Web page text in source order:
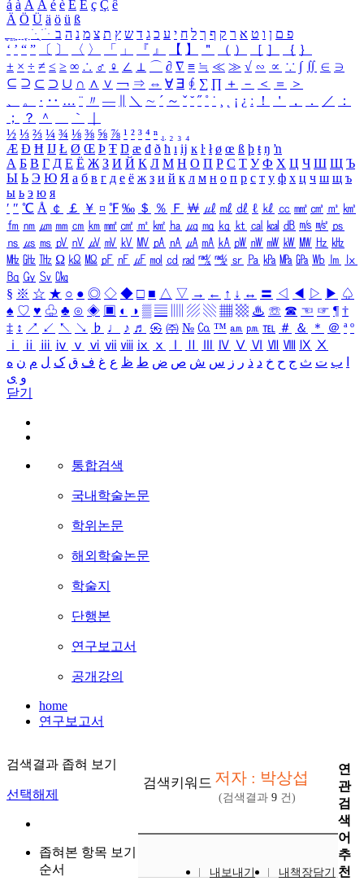
á à Á À é è É È ç Ç ê
Ä Ö Ü ä ö ü ß
ִֶֹ ֻּ ׁׂ פ ם ן ו ט א ר ק ף ך ל ח י ע כ ג ד ש ץ ת צ מ נ ה ב
‘ ’ “ ” 〔 〕 〈 〉 「 」 『 』 【 】 ＂ （ ） ［ ］ ｛ ｝
± × ÷ ≠ ≤ ≥ ∞ ∴ ♂ ♀ ∠ ⊥ ⌒ ∂ ∇ ≡ ≒ ≪ ≫ √ ∽ ∝ ∵ ∫ ∬ ∈ ∋
⊆ ⊇ ⊂ ⊃ ∪ ∩ ∧ ∨ ￢ ⇒ ⇔ ∀ ∃ ∮ ∑ ∏ ＋ － ＜ ＝
＞
、
。 · ‥ … ¨ 〃 ― ＼ ∼ ´ ～ ˇ ˘ ˝ ˚ ˙ ¸ ¡ ¿ ː ！ ＇ ， ． ／
：
；
？ ＾ ｀
½ ⅓ ⅔ ¼ ¾ ⅛ ⅜ ⅝ ⅞ ¹ ² ³ ⁴ ⁿ ₁ ₂ ₃ ₄
Æ Ð Ħ Ĳ Ł Ø Œ Þ Ŧ Ŋ æ đ ð ħ ı ĳ ĸ ŀ ł ø œ ß þ ŧ ŋ ŉ
А Б В Г Д Е Ё Ж З И Й К Л М Н О П Р С Т У Ф Х Ц Ч Ш Щ Ъ
Ы Ь Э Ю Я а б в г д е ё ж з и й к л м н о п р с т у ф х ц ч ш щ ъ
ы ь э ю я
′ ″ ℃ Å ￠ ￡ ￥ ¤ ℉ ‰ ＄ ％ Ｆ ￦ ㎕ ㎖ ㎗ ℓ ㎘ ㏄ ㎣ ㎤ ㎥ ㎦
㎙ ㎚ ㎛ ㎜ ㎝ ㎞ ㎟ ㎠ ㎡ ㎢ ㏊ ㎍ ㎎ ㎏ ㏏ ㎈ ㎉ ㏈ ㎧ ㎨ ㎰
㎱ ㎲ ㎳ ㎴ ㎵ ㎶ ㎷ ㎸ ㎹ ㎀ ㎁ ㎂ ㎃ ㎄ ㎺ ㎻ ㎽ ㎾ ㎿ ㎐ ㎑
㎒ ㎓ ㎔ Ω ㏀ ㏁ ㎊ ㎋ ㎌ ㏖ ㏅ ㎭ ㎮ ㎯ ㏛ ㎩ ㎪ ㎫ ㎬ ㏝ ㏐
㏓
㏃ ㏉ ㏜ ㏆
§ ※ ☆ ★ ○ ● ◎ ◇ ◆ □ ■ △ ▽ → ← ↑ ↓ ↔ 〓 ◁ ◀ ▷ ▶ ♤
♠ ♡ ♥ ♧ ♣ ⊙ ◈ ▣ ◐ ◑ ▒ ▤ ▨ ▧ ▦ ▩ ♨ ☏ ☎ ☜ ☞ ¶ †
‡ ↕ ↗ ↙ ↖ ↘ ♭ ♩ ♪ ♬ ㉿ ㈜ № ㏇ ™ ㏂ ㏘ ℡ ＃ ＆ ＊ ＠ ª º
ⅰ
ⅱ ⅲ ⅳ ⅴ ⅵ ⅶ ⅷ ⅸ ⅹ Ⅳ Ⅴ Ⅵ Ⅶ Ⅷ Ⅸ Ⅹ
ب ت ث ج ح خ د ذ ر ز س ش ص ض ط ظ ع غ ف ق ک ل م ن ه
و ی
닫기
통합검색
국내학술논문
학위논문
해외학술논문
학술지
단행본
연구보고서
공개강의
home
연구보고서
검색결과 좁혀 보기
선택해제
좁혀본 항목 보기
순서
검색키워드 저자 : 박상섭
(검색결과 9 건)
내보내기
내책장담기
연
관
검
색
어
추
천